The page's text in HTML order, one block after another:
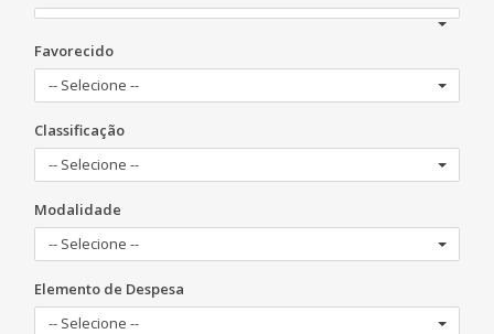
Favorecido
-- Selecione --
Classificação
-- Selecione --
Modalidade
-- Selecione --
Elemento de Despesa
-- Selecione --